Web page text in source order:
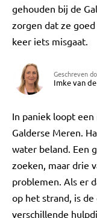
gehouden bij de
zorgen dat ze
keer iets misgaat.
Geschreven
Imke van
In paniek loopt
Galderse Meren.
water beland. Een
zoeken, maar drie
problemen. Als er
op het strand, is de
verschillende